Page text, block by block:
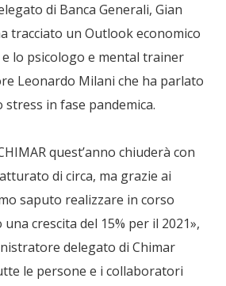
di Banca Generali,Gian
tracciato un Outlook economico
lo psicologo e mental trainer
Leonardo Milani che ha parlato
in fase pandemica.
quest’anno chiuderà con
di circa, ma grazie ai
saputo realizzare in corso
una crescita del 15% per il 2021»,
delegato di Chimar
le persone e i collaboratori